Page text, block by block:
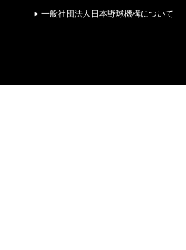
一般社団法人日本野球機構について